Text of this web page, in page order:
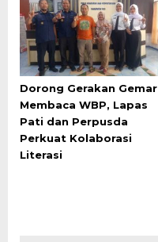
Dorong Gerakan Gemar
Membaca WBP, Lapas
Pati dan Perpusda
Perkuat Kolaborasi
Literasi